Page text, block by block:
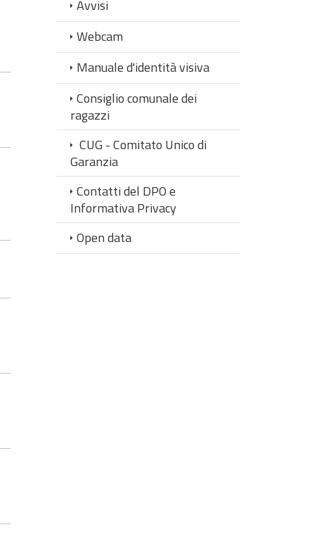
Avvisi
Webcam
Manuale d'identità visiva
Consiglio comunale dei
ragazzi
CUG - Comitato Unico di
Garanzia
Contatti del DPO e
Informativa Privacy
Open data